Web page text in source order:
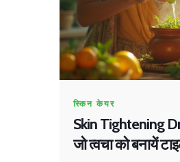
स्किन केयर
Skin Tightening
जो त्वचा को बनायें